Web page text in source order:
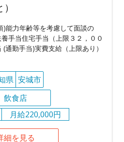
)能力年齢等を考慮して面談の
手当住宅手当（上限３２，００
通勤手当)実費支給（上限あり）
県 安城市
飲食店
月給220,000円
細を見る